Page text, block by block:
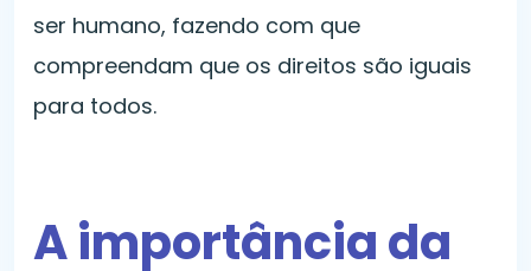
ser humano, fazendo com que
compreendam que os direitos são iguais
para todos.
A importância da